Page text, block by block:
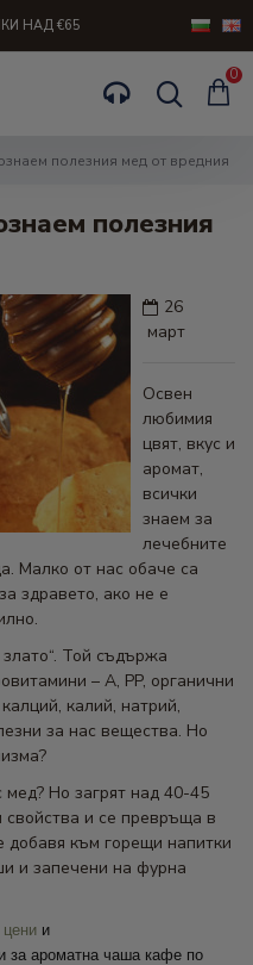
НАД €65
0
полезния мед от вредния
полезния
26
март
Освен
любимия
цвят, вкус и
аромат,
всички
знаем за
лечебните
Малко от нас обаче са
здравето, ако не е
Той съдържа
– A, PP, органични
калий, натрий,
за нас вещества. Но
Но загрят над 40-45
свойства и се превръща в
добавя към горещи напитки
и запечени на фурна
и
за ароматна чаша кафе по